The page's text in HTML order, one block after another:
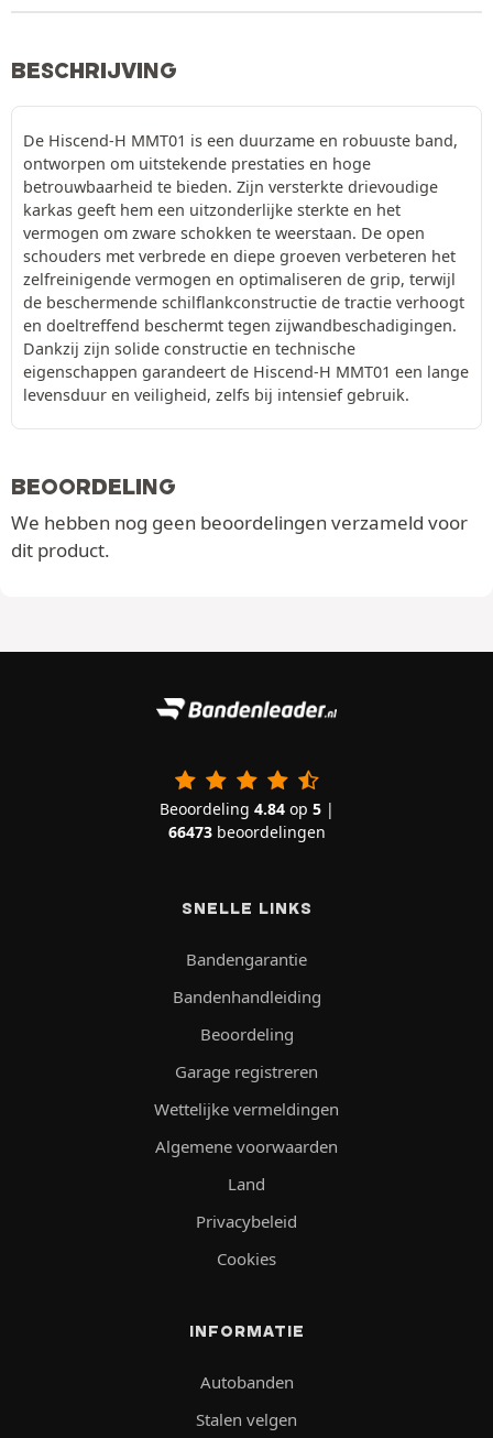
BESCHRIJVING
De Hiscend-H MMT01 is een duurzame en robuuste band,
ontworpen om uitstekende prestaties en hoge
betrouwbaarheid te bieden. Zijn versterkte drievoudige
karkas geeft hem een uitzonderlijke sterkte en het
vermogen om zware schokken te weerstaan. De open
schouders met verbrede en diepe groeven verbeteren het
zelfreinigende vermogen en optimaliseren de grip, terwijl
de beschermende schilflankconstructie de tractie verhoogt
en doeltreffend beschermt tegen zijwandbeschadigingen.
Dankzij zijn solide constructie en technische
eigenschappen garandeert de Hiscend-H MMT01 een lange
levensduur en veiligheid, zelfs bij intensief gebruik.
BEOORDELING
We hebben nog geen beoordelingen verzameld voor
dit product.
Beoordeling 4.84op 5|
66473beoordelingen
SNELLE LINKS
Bandengarantie
Bandenhandleiding
Beoordeling
Garage registreren
Wettelijke vermeldingen
Algemene voorwaarden
Land
Privacybeleid
Cookies
INFORMATIE
Autobanden
Stalen velgen